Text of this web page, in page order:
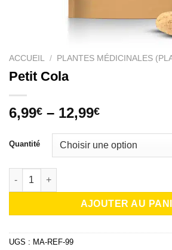
ACCUEIL / PLANTES MÉDICINALES
Petit Cola
6,99€ – 12,99€
Quantité
quantité de Petit Cola
AJOUTER AU
UGS : MA-REF-99